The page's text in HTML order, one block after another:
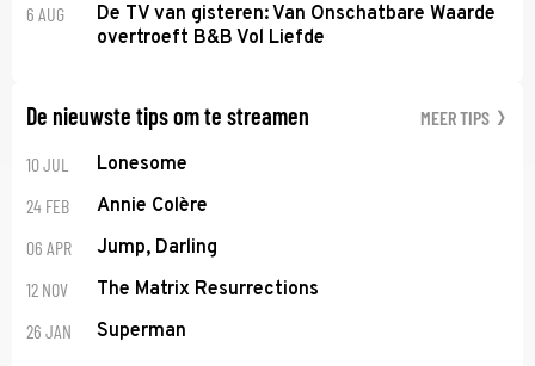
6 AUG
De TV van gisteren: Van Onschatbare Waarde
overtroeft B&B Vol Liefde
De nieuwste tips om te streamen MEER TIPS
10 JUL Lonesome
24 FEB Annie Colère
06 APR Jump, Darling
12 NOV The Matrix Resurrections
26 JAN Superman